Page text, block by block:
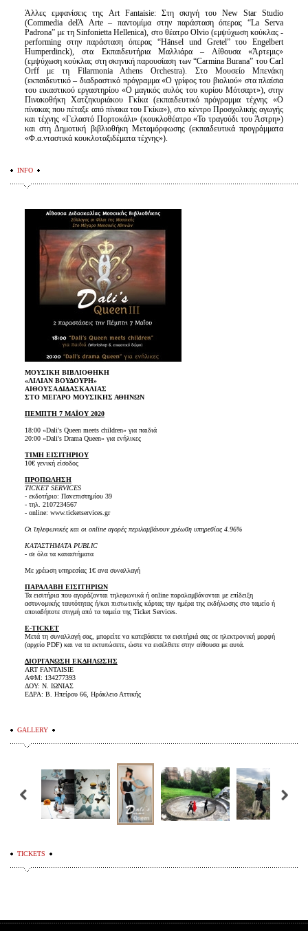
Άλλες εμφανίσεις της Art Fantaisie: Στη σκηνή του New Star Studio
(Commedia delΆ Arte – παντομίμα στην παράσταση όπερας “La Serva
Padrona” με τη Sinfonietta Hellenica), στο θέατρο Olvio (εμψύχωση κούκλας -
performing στην παράσταση όπερας “Hänsel und Gretel” του Engelbert
Ηumperdinck), στα Εκπαιδευτήρια Μαλλιάρα – Αίθουσα «Άρτεμις»
(εμψύχωση κούκλας στη σκηνική παρουσίαση των “Carmina Burana” του Carl
Orff με τη Filarmonia Athens Orchestra). Στο Μουσείο Μπενάκη
(εκπαιδευτικό – διαδραστικό πρόγραμμα «Ο γρίφος του βιολιού» στα πλαίσια
του εικαστικού εργαστηρίου «Ο μαγικός αυλός του κυρίου Μότσαρτ»), στην
Πινακοθήκη Χατζηκυριάκου Γκίκα (εκπαιδευτικό πρόγραμμα τέχνης «Ο
πίνακας που πέταξε από πίνακα του Γκίκα»), στο κέντρο Προσχολικής αγωγής
και τέχνης «Γελαστό Πορτοκάλι» (κουκλοθέατρο «Το τραγούδι του Άστρη»)
και στη Δημοτική βιβλιοθήκη Μεταμόρφωσης (εκπαιδευτικά προγράμματα
«Φ.α.νταστικά κουκλοταξιδέματα τέχνης»).
INFO
ΜΟΥΣΙΚΗ ΒΙΒΛΙΟΘΗΚΗ
«ΛΙΛΙΑΝ ΒΟΥΔΟΥΡΗ»
ΑΙΘΟΥΣΑ ΔΙΔΑΣΚΑΛΙΑΣ
ΣΤΟ ΜΕΓΑΡΟ ΜΟΥΣΙΚΗΣ ΑΘΗΝΩΝ
ΠΕΜΠΤΗ 7 ΜΑΪΟΥ 2020
18:00 «Dali's Queen meets children» για παιδιά
20:00 «Dali's Drama Queen» για ενήλικες
ΤΙΜΗ ΕΙΣΙΤΗΡΙΟΥ
10€ γενική είσοδος
ΠΡΟΠΩΛΗΣΗ
TICKET SERVICES
- εκδοτήριο: Πανεπιστημίου 39
- τηλ. 2107234567
- online: www.ticketservices.gr
Οι τηλεφωνικές και οι online αγορές περιλαμβάνουν χρέωση υπηρεσίας 4.96%
ΚΑΤΑΣΤΗΜΑΤΑ PUBLIC
- σε όλα τα καταστήματα
Με χρέωση υπηρεσίας 1€ ανα συναλλαγή
ΠΑΡΑΛΑΒΗ ΕΙΣΙΤΗΡΙΩΝ
Τα εισιτήρια που αγοράζονται τηλεφωνικά ή οnline παραλαμβάνονται με επίδειξη
αστυνομικής ταυτότητας ή/και πιστωτικής κάρτας την ημέρα της εκδήλωσης στο ταμείοή
οποιαδήποτε στιγμή από τα ταμεία της Ticket Services.
E-TICKET
Mετά τη συναλλαγή σας, μπορείτε να κατεβάσετε τα εισιτήριά σας σε ηλεκτρονική μορφή
(αρχείο PDF) και να τα εκτυπώσετε, ώστε να εισέλθετε στην αίθουσα με αυτά.
ΔΙΟΡΓΑΝΩΣΗ ΕΚΔΗΛΩΣΗΣ
ART FANTAISIE
ΑΦΜ: 134277393
ΔΟΥ: Ν. ΙΩΝΙΑΣ
ΕΔΡΑ: Β. Ηπείρου 66, Ηράκλειο Αττικής
GALLERY
TICKETS